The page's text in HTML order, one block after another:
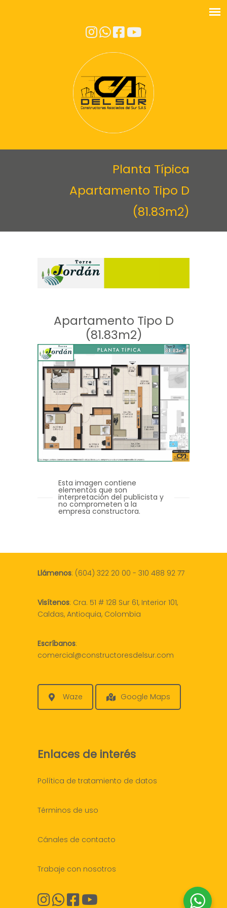
Planta Típica
Apartamento Tipo D
(81.83m2)
Apartamento Tipo D
(81.83m2)
Esta imagen contiene
elementos que son
interpretación del publicista y
no comprometen a la
empresa constructora.
Llámenos: (604) 322 20 00 - 310 488 92 77
Visítenos: Cra. 51 # 128 Sur 61, Interior 101,
Caldas, Antioquia, Colombia
Escríbanos:
comercial@constructoresdelsur.com
Waze Google Maps
Enlaces de interés
Política de tratamiento de datos
Términos de uso
Cánales de contacto
Trabaje con nosotros